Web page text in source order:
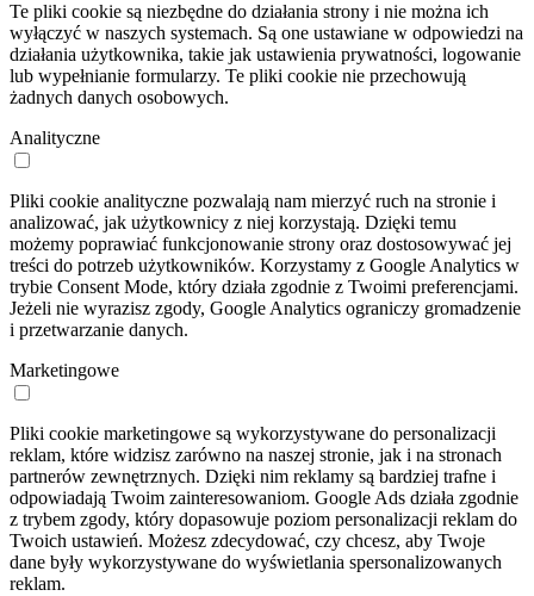
Te pliki cookie są niezbędne do działania strony i nie można ich
wyłączyć w naszych systemach. Są one ustawiane w odpowiedzi na
działania użytkownika, takie jak ustawienia prywatności, logowanie
lub wypełnianie formularzy. Te pliki cookie nie przechowują
żadnych danych osobowych.
Analityczne
Pliki cookie analityczne pozwalają nam mierzyć ruch na stronie i
analizować, jak użytkownicy z niej korzystają. Dzięki temu
możemy poprawiać funkcjonowanie strony oraz dostosowywać jej
treści do potrzeb użytkowników. Korzystamy z Google Analytics w
trybie Consent Mode, który działa zgodnie z Twoimi preferencjami.
Jeżeli nie wyrazisz zgody, Google Analytics ograniczy gromadzenie
i przetwarzanie danych.
Marketingowe
Pliki cookie marketingowe są wykorzystywane do personalizacji
reklam, które widzisz zarówno na naszej stronie, jak i na stronach
partnerów zewnętrznych. Dzięki nim reklamy są bardziej trafne i
odpowiadają Twoim zainteresowaniom. Google Ads działa zgodnie
z trybem zgody, który dopasowuje poziom personalizacji reklam do
Twoich ustawień. Możesz zdecydować, czy chcesz, aby Twoje
dane były wykorzystywane do wyświetlania spersonalizowanych
reklam.